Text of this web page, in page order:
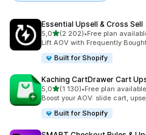
Essential Upsell & Cross Sell
5,0z 5 hvězd
(2 202)
Celkový počet recenzí: 2202
•Free plan
Lift AOV with Frequently
Built for Shopify
Kaching CartDrawer Cart
5,0z 5 hvězd
(1 130)
Celkový počet recenzí: 1130
•Free plan available
Boost your AOV: slide cart,
Built for Shopify